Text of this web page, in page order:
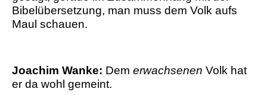
Bibelübersetzung, man muss dem Volk aufs
Maul schauen.
Joachim Wanke: Dem erwachsenen Volk hat
er da wohl gemeint.